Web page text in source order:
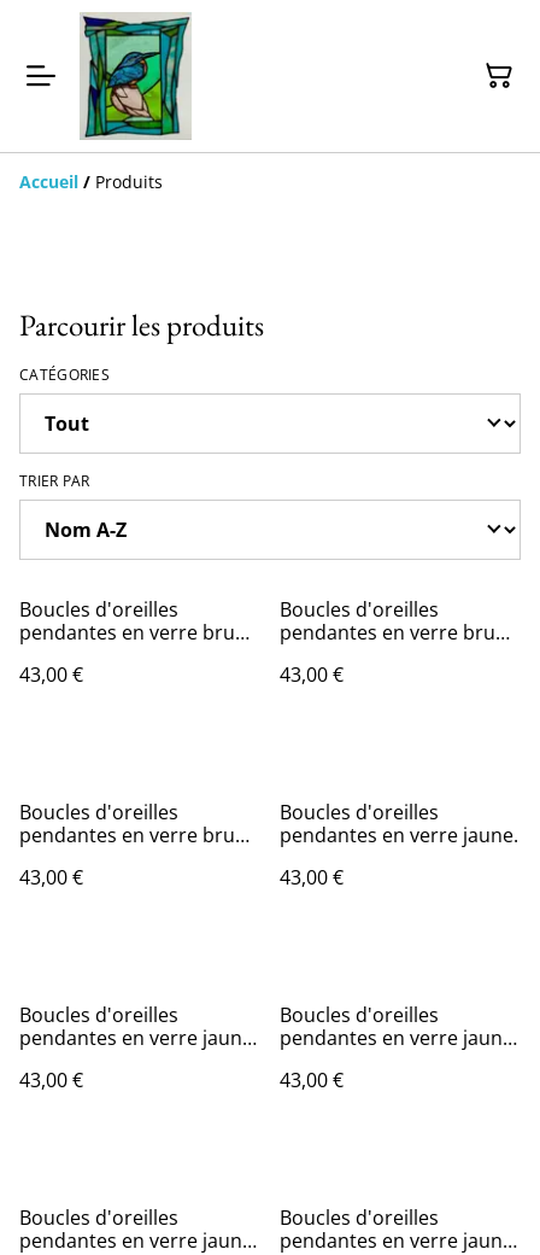
Accueil / Produits
Parcourir les produits
CATÉGORIES
TRIER PAR
Boucles d'oreilles
pendantes en verre brun
43,00 €
Boucles d'oreilles
pendantes en verre brun
43,00 €
Boucles d'oreilles
pendantes en verre brun
43,00 €
Boucles d'oreilles
pendantes en verre jaune.
43,00 €
Boucles d'oreilles
pendantes en verre jaune
43,00 €
Boucles d'oreilles
pendantes en verre jaune
43,00 €
Boucles d'oreilles
pendantes en verre jaune
Boucles d'oreilles
pendantes en verre jaune